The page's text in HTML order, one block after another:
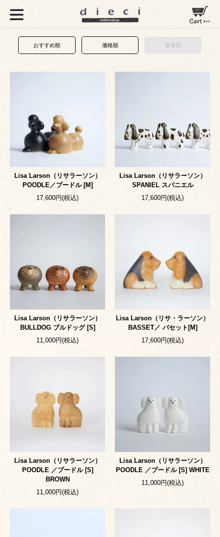
おすすめ順 価格順 新着順
Lisa Larson（リサラーソン）
POODLE／プードル [M]
17,600円(税込)
Lisa Larson（リサラーソン）
SPANIEL スパニエル
17,600円(税込)
Lisa Larson（リサラーソン）
BULLDOG ブルドッグ [S]
11,000円(税込)
Lisa Larson（リサ・ラーソン）
BASSET／ バセット[M]
17,600円(税込)
Lisa Larson（リサラーソン）
POODLE ／プードル [S]
BROWN
11,000円(税込)
Lisa Larson（リサラーソン）
POODLE ／プードル [S] WHITE
11,000円(税込)